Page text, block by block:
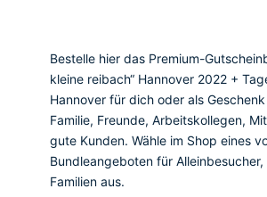
Bestelle hier das Premium-
kleine reibach“ Hannover 2022 +
Hannover für dich oder als
Familie, Freunde, Arbeitskollegen,
gute Kunden. Wähle im Shop eines
Bundleangeboten für
Familien aus.